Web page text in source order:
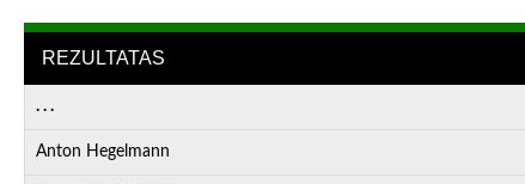
REZULTATAS
. . .
Anton Hegelmann